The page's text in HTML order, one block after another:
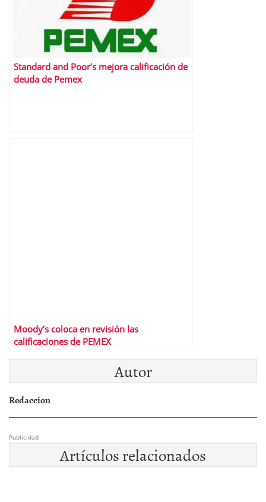
Standard and Poor’s mejora calificación de
deuda de Pemex
Moody’s coloca en revisión las
calificaciones de PEMEX
Autor
Redaccion
Publicidad
Artículos relacionados